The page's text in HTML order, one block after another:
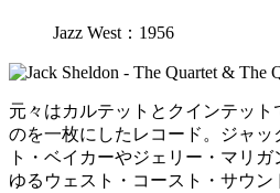
Jazz West：1956
元々はカルテットとクインテッ
のを一枚にしたレコード。ジャッ
ト・ベイカーやジェリー・マリ
ゆるウェスト・コースト・サウ